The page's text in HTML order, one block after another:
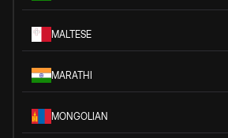
MALTESE
MARATHI
MONGOLIAN